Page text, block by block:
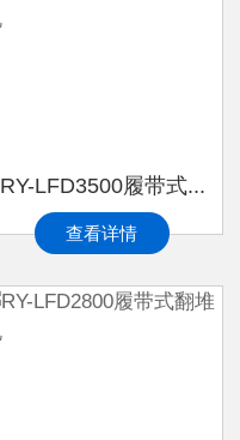
RY-LFD3500履带式...
查看详情